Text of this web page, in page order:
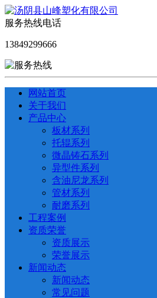
服务热线电话
13849299666
网站首页
关于我们
产品中心
板材系列
托辊系列
微晶铸石系列
异型件系列
含油尼龙系列
管材系列
耐磨系列
工程案例
资质荣誉
资质展示
荣誉展示
新闻动态
新闻动态
常见问题